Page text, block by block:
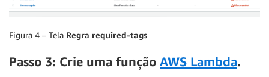
Figura 4 – Tela Regra required-tags
Passo 3: Crie uma função AWS Lambda.